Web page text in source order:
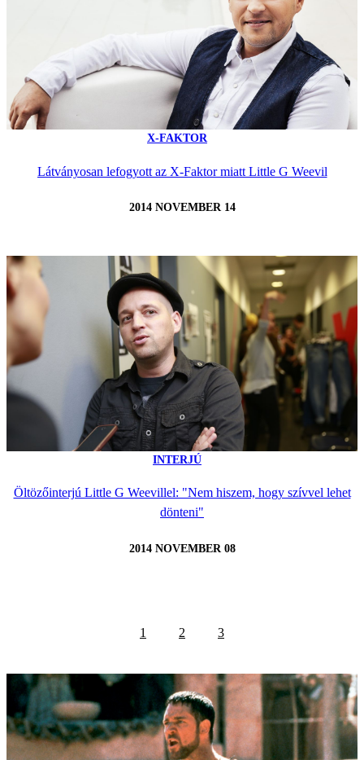
X-FAKTOR
Látványosan lefogyott az X-Faktor miatt Little G Weevil
2014 NOVEMBER 14
INTERJÚ
Öltözőinterjú Little G Weevillel: "Nem hiszem, hogy szívvel lehet
dönteni"
2014 NOVEMBER 08
1 2 3